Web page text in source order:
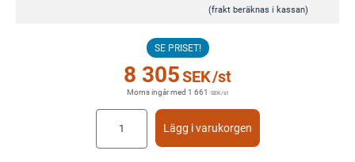
(frakt beräknas i kassan)
SE PRISET!
8 305SEK/st
Moms ingår med 1 661 SEK/st
Lägg i varukorgen